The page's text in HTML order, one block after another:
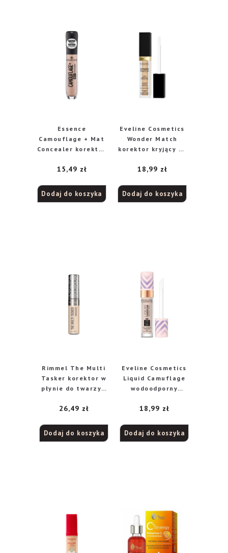
Essence
Camouflage + Mat
Concealer korektor
Light Ivory, 5 ml
15,49 zł
Dodaj do koszyka
Eveline Cosmetics
Wonder Match
korektor kryjący nr
ml
18,99 zł
Dodaj do koszyka
Rimmel The Multi
Tasker korektor w
płynie do twarzy i
Porecelain, 8 g
26,49 zł
Dodaj do koszyka
Eveline Cosmetics
Liquid Camuflage
wodoodporny
kamuflujący z
hialuronowym nr
02 Light Vanilla,
18,99 zł
Dodaj do koszyka